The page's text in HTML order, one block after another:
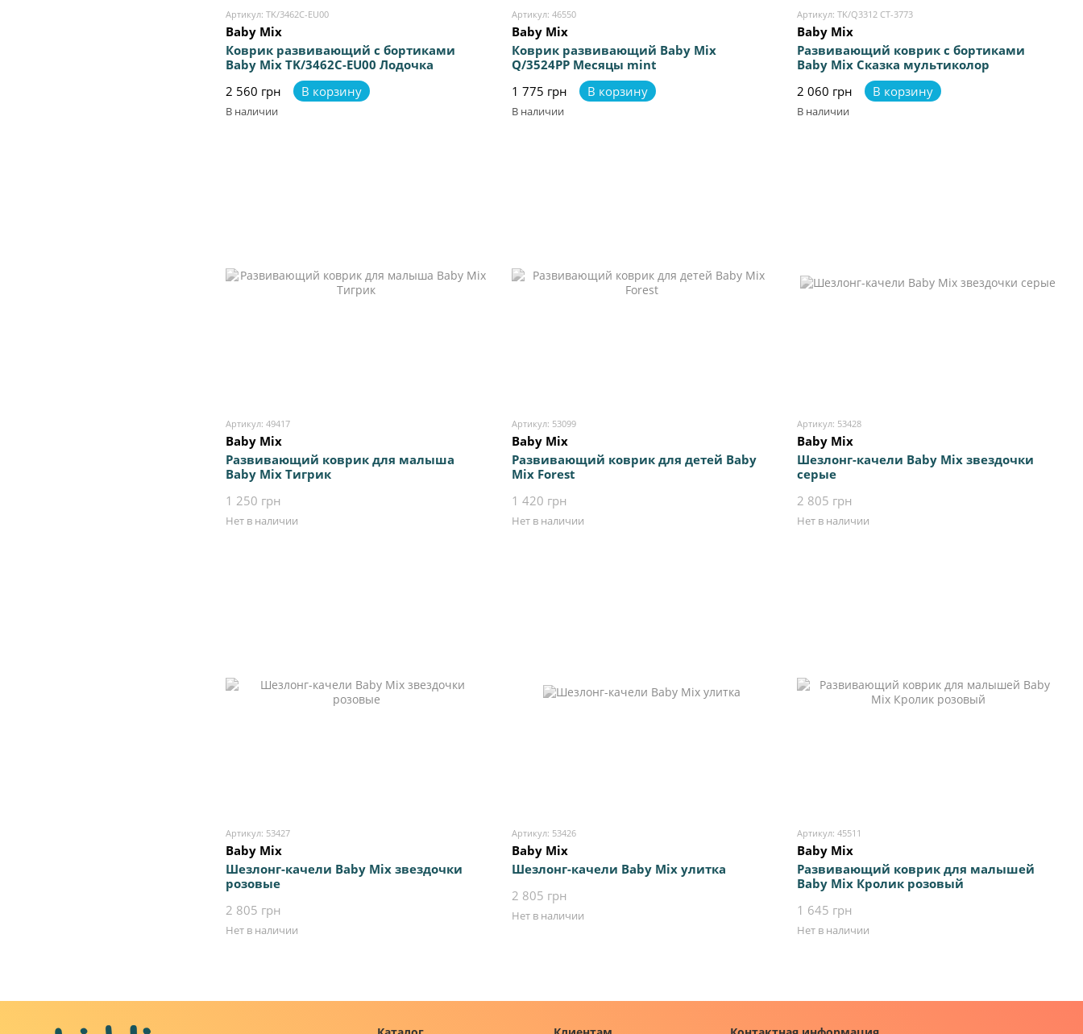
Артикул: TK/3462C-EU00
Baby Mix
Коврик развивающий с бортиками
Baby Mix TK/3462C-EU00 Лодочка
2 560 грн
В корзину
В наличии
Артикул: 46550
Baby Mix
Коврик развивающий Baby Mix
Q/3524PP Месяцы mint
1 775 грн
В корзину
В наличии
Артикул: TK/Q3312 CT-3773
Baby Mix
Развивающий коврик с бортиками
Baby Mix Сказка мультиколор
2 060 грн
В корзину
В наличии
Артикул: 49417
Baby Mix
Развивающий коврик для малыша
Baby Mix Тигрик
1 250 грн
Нет в наличии
Артикул: 53099
Baby Mix
Развивающий коврик для детей Baby
Mix Forest
1 420 грн
Нет в наличии
Артикул: 53428
Baby Mix
Шезлонг-качели Baby Mix звездочки
серые
2 805 грн
Нет в наличии
Артикул: 53427
Baby Mix
Шезлонг-качели Baby Mix звездочки
розовые
2 805 грн
Нет в наличии
Артикул: 53426
Baby Mix
Шезлонг-качели Baby Mix улитка
2 805 грн
Нет в наличии
Артикул: 45511
Baby Mix
Развивающий коврик для малышей
Baby Mix Кролик розовый
1 645 грн
Нет в наличии